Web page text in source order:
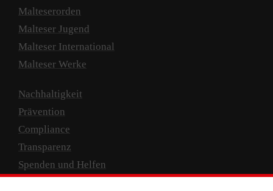
Malteserorden
Malteser Jugend
Malteser International
Malteser Werke
Nachhaltigkeit
Prävention
Compliance
Transparenz
Spenden und Helfen